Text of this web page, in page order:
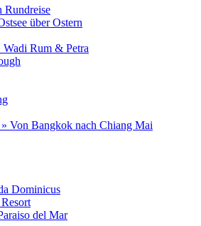
Rundreise
über Ostern
Rum & Petra
Von Bangkok nach Chiang Mai
Dominicus
del Mar